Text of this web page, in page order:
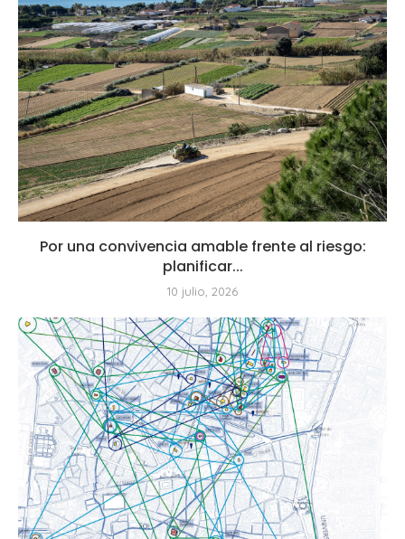
Por una convivencia amable frente al riesgo:
planificar...
10 julio, 2026